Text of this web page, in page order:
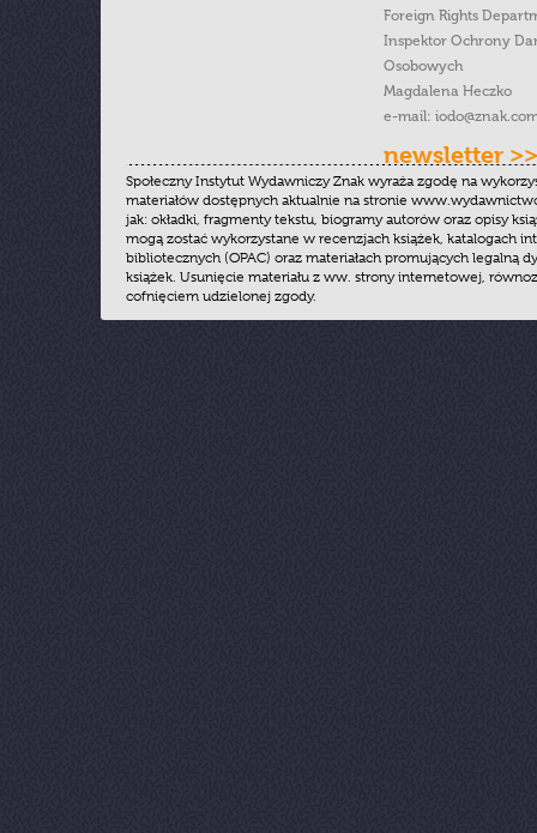
Foreign Rights
Inspektor Ochrony
Osobowych
Magdalena Heczko
e-mail:
newsletter >>
Społeczny Instytut Wydawniczy Znak wyraża zgodę na
materiałów dostępnych aktualnie na stronie
jak: okładki, fragmenty tekstu, biogramy autorów oraz opisy
mogą zostać wykorzystane w recenzjach książek, katalogach
bibliotecznych (OPAC) oraz materiałach promujących legalną
książek. Usunięcie materiału z ww. strony internetowej,
cofnięciem udzielonej zgody.